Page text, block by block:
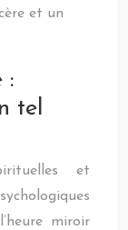
et un
:
tel
et
miroir